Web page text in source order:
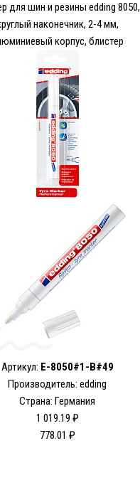
для шин и резины edding 8050,
наконечник, 2-4 мм,
корпус, блистер
Артикул: E-8050#1-B#49
Производитель: edding
Страна: Германия
1 019.19 ₽
778.01 ₽